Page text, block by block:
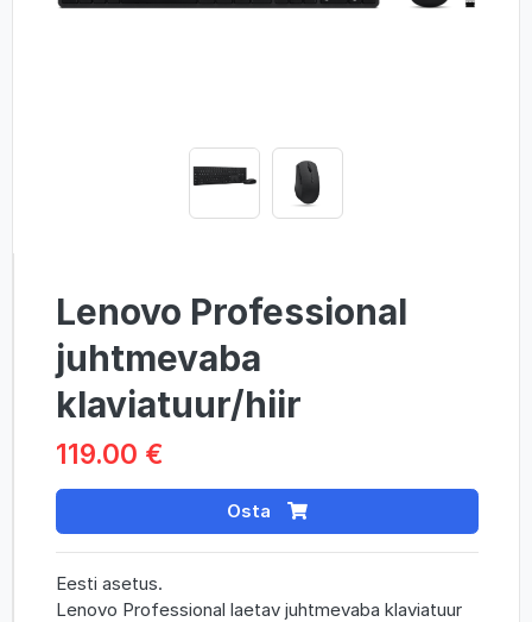
Lenovo Professional
juhtmevaba
klaviatuur/hiir
119.00 €
Osta
Eesti asetus.
Lenovo Professional laetav juhtmevaba klaviatuur